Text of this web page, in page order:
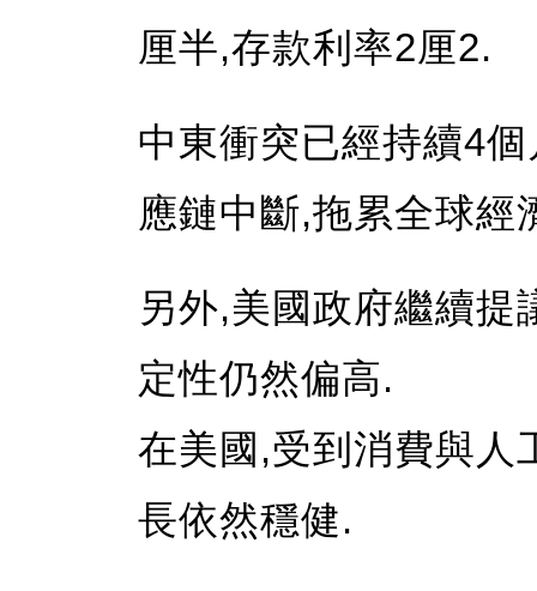
厘半,存款利率2厘2.
中東衝突已經持續4
應鏈中斷,拖累全球經
另外,美國政府繼續提
定性仍然偏高.
在美國,受到消費與人
長依然穩健.